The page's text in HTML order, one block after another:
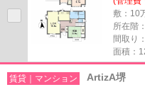
敷：10
所在階
間取り
面積：
賃貸｜マンション ArtizA堺